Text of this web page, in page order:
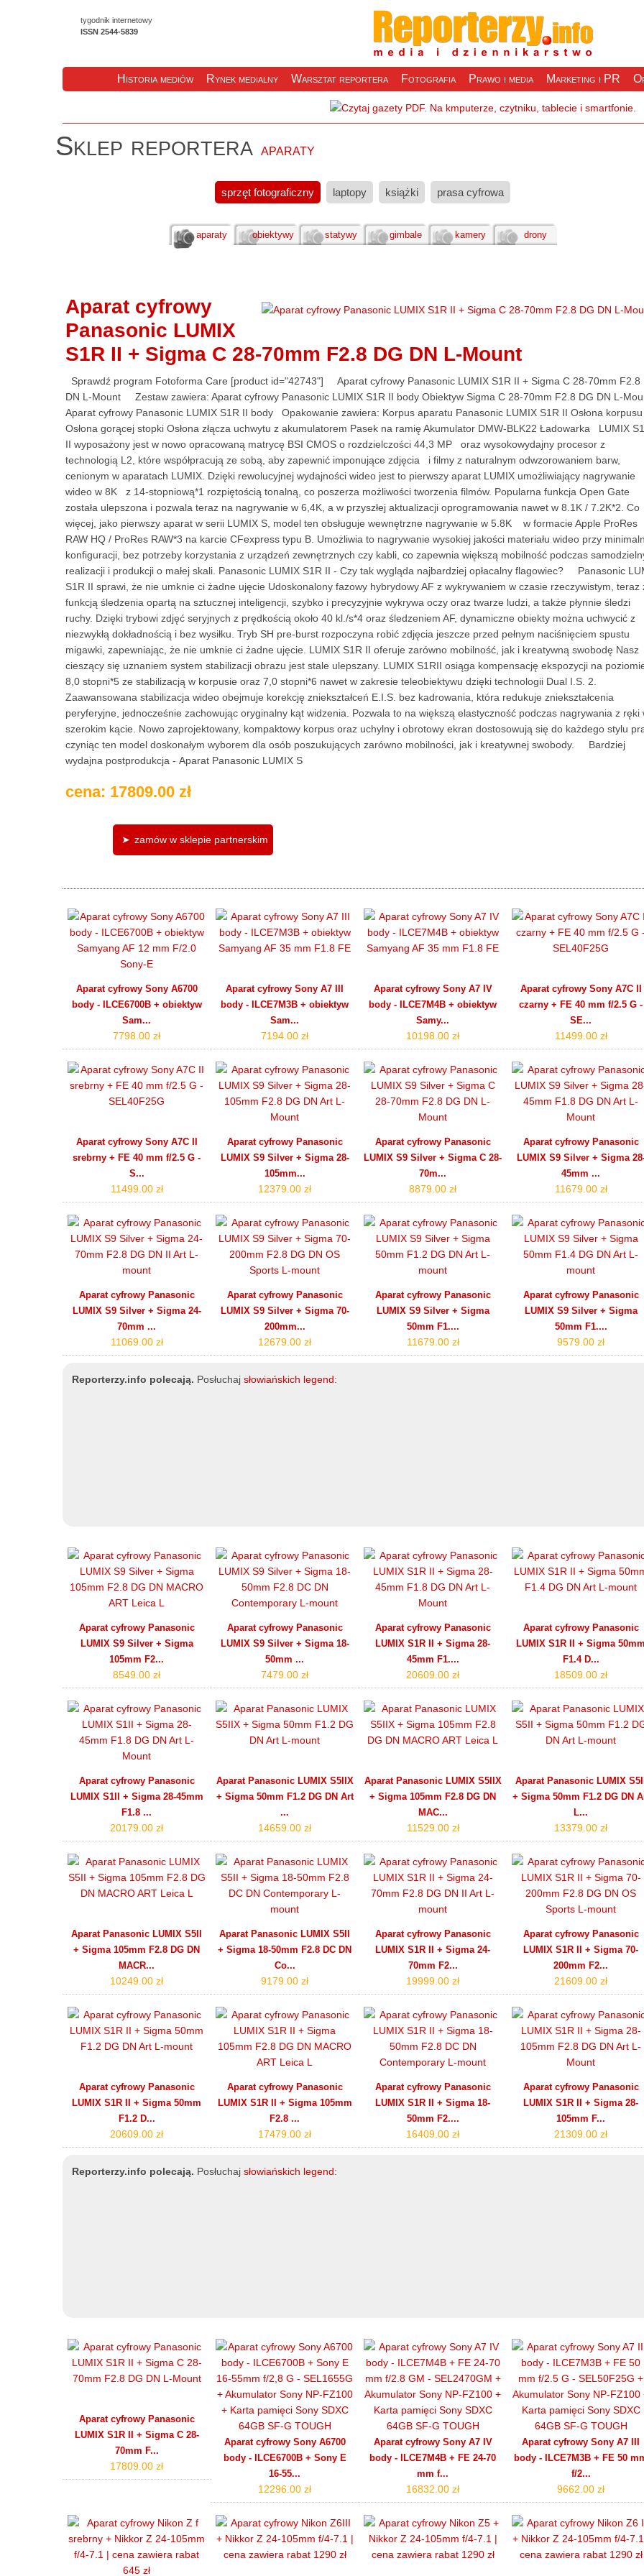
Historia mediów Rynek medialny Warsztat reportera Fotografia Prawo i media Marketing i PR
tygodnik internetowy
ISSN 2544-5839
Sklep reportera aparaty
sprzęt fotograficzny laptopy książki prasa cyfrowa
aparaty obiektywy statywy gimbale kamery drony
Aparat cyfrowy
Panasonic LUMIX
S1R II + Sigma C 28-70mm F2.8 DG DN L-Mount
Sprawdź program Fotoforma Care [product id="42743"] Aparat cyfrowy Panasonic LUMIX S1R II + Sigma C 28-70mm F2.8
DN L-Mount Zestaw zawiera: Aparat cyfrowy Panasonic LUMIX S1R II body Obiektyw Sigma C 28-70mm F2.8 DG DN L-
Aparat cyfrowy Panasonic LUMIX S1R II body Opakowanie zawiera: Korpus aparatu Panasonic LUMIX S1R II Osłona korpusu
Osłona gorącej stopki Osłona złącza uchwytu z akumulatorem Pasek na ramię Akumulator DMW-BLK22 Ładowarka LUMIX
II wyposażony jest w nowo opracowaną matrycę BSI CMOS o rozdzielczości 44,3 MP oraz wysokowydajny procesor z
technologią L2, które współpracują ze sobą, aby zapewnić imponujące zdjęcia i filmy z naturalnym odwzorowaniem barw,
cenionym w aparatach LUMIX. Dzięki rewolucyjnej wydajności wideo jest to pierwszy aparat LUMIX umożliwiający nagrywanie
wideo w 8K z 14-stopniową*1 rozpiętością tonalną, co poszerza możliwości tworzenia filmów. Popularna funkcja Open Gate
została ulepszona i pozwala teraz na nagrywanie w 6,4K, a w przyszłej aktualizacji oprogramowania nawet w 8.1K / 7.2K*2. Co
więcej, jako pierwszy aparat w serii LUMIX S, model ten obsługuje wewnętrzne nagrywanie w 5.8K w formacie Apple ProRes
RAW HQ / ProRes RAW*3 na karcie CFexpress typu B. Umożliwia to nagrywanie wysokiej jakości materiału wideo przy
konfiguracji, bez potrzeby korzystania z urządzeń zewnętrznych czy kabli, co zapewnia większą mobilność podczas
realizacji i produkcji o małej skali. Panasonic LUMIX S1R II - Czy tak wygląda najbardziej opłacalny flagowiec? Panasonic
S1R II sprawi, że nie umknie ci żadne ujęcie Udoskonalony fazowy hybrydowy AF z wykrywaniem w czasie rzeczywistym, teraz
funkcją śledzenia opartą na sztucznej inteligencji, szybko i precyzyjnie wykrywa oczy oraz twarze ludzi, a także płynnie śledzi
ruchy. Dzięki trybowi zdjęć seryjnych z prędkością około 40 kl./s*4 oraz śledzeniem AF, dynamiczne obiekty można uchwycić z
niezwykłą dokładnością i bez wysiłku. Tryb SH pre-burst rozpoczyna robić zdjęcia jeszcze przed pełnym naciśnięciem spustu
migawki, zapewniając, że nie umknie ci żadne ujęcie. LUMIX S1R II oferuje zarówno mobilność, jak i kreatywną swobodę Nasz
cieszący się uznaniem system stabilizacji obrazu jest stale ulepszany. LUMIX S1RII osiąga kompensację ekspozycji na
8,0 stopni*5 ze stabilizacją w korpusie oraz 7,0 stopni*6 nawet w zakresie teleobiektywu dzięki technologii Dual I.S. 2.
Zaawansowana stabilizacja wideo obejmuje korekcję zniekształceń E.I.S. bez kadrowania, która redukuje zniekształcenia
peryferyjne, jednocześnie zachowując oryginalny kąt widzenia. Pozwala to na większą elastyczność podczas nagrywania z ręki
szerokim kącie. Nowo zaprojektowany, kompaktowy korpus oraz uchylny i obrotowy ekran dostosowują się do każdego stylu
czyniąc ten model doskonałym wyborem dla osób poszukujących zarówno mobilności, jak i kreatywnej swobody. Bardziej
wydajna postprodukcja - Aparat Panasonic LUMIX S
cena: 17809.00 zł
zamów w sklepie partnerskim
Aparat cyfrowy Sony A6700
body - ILCE6700B + obiektyw
Sam...
7798.00 zł
Aparat cyfrowy Sony A7 III
body - ILCE7M3B + obiektyw
Sam...
7194.00 zł
Aparat cyfrowy Sony A7 IV
body - ILCE7M4B + obiektyw
Samy...
10198.00 zł
Aparat cyfrowy Sony A7C II
czarny + FE 40 mm f/2.5 G -
SE...
11499.00 zł
Aparat cyfrowy Sony A7C II
srebrny + FE 40 mm f/2.5 G -
S...
11499.00 zł
Aparat cyfrowy Panasonic
LUMIX S9 Silver + Sigma 28-
105mm...
12379.00 zł
Aparat cyfrowy Panasonic
LUMIX S9 Silver + Sigma C 28-
70m...
8879.00 zł
Aparat cyfrowy Panasonic
LUMIX S9 Silver + Sigma
45mm ...
11679.00 zł
Aparat cyfrowy Panasonic
LUMIX S9 Silver + Sigma 24-
70mm ...
11069.00 zł
Aparat cyfrowy Panasonic
LUMIX S9 Silver + Sigma 70-
200mm...
12679.00 zł
Aparat cyfrowy Panasonic
LUMIX S9 Silver + Sigma
50mm F1....
11679.00 zł
Aparat cyfrowy Panasonic
LUMIX S9 Silver + Sigma
50mm F1....
9579.00 zł
Reporterzy.info polecają. Posłuchajsłowiańskich legend :
Aparat cyfrowy Panasonic
LUMIX S9 Silver + Sigma
105mm F2...
8549.00 zł
Aparat cyfrowy Panasonic
LUMIX S9 Silver + Sigma 18-
50mm ...
7479.00 zł
Aparat cyfrowy Panasonic
LUMIX S1R II + Sigma 28-
45mm F1....
20609.00 zł
Aparat cyfrowy Panasonic
LUMIX S1R II + Sigma 50mm
F1.4 D...
18509.00 zł
Aparat cyfrowy Panasonic
LUMIX S1II + Sigma 28-45mm
F1.8 ...
20179.00 zł
Aparat Panasonic LUMIX S5IIX
+ Sigma 50mm F1.2 DG DN Art
...
14659.00 zł
Aparat Panasonic LUMIX S5IIX
+ Sigma 105mm F2.8 DG DN
MAC...
11529.00 zł
Aparat Panasonic LUMIX
+ Sigma 50mm F1.2 DG DN
L...
13379.00 zł
Aparat Panasonic LUMIX S5II
+ Sigma 105mm F2.8 DG DN
MACR...
10249.00 zł
Aparat Panasonic LUMIX S5II
+ Sigma 18-50mm F2.8 DC DN
Co...
9179.00 zł
Aparat cyfrowy Panasonic
LUMIX S1R II + Sigma 24-
70mm F2...
19999.00 zł
Aparat cyfrowy Panasonic
LUMIX S1R II + Sigma 70-
200mm F2...
21609.00 zł
Aparat cyfrowy Panasonic
LUMIX S1R II + Sigma 50mm
F1.2 D...
20609.00 zł
Aparat cyfrowy Panasonic
LUMIX S1R II + Sigma 105mm
F2.8 ...
17479.00 zł
Aparat cyfrowy Panasonic
LUMIX S1R II + Sigma 18-
50mm F2....
16409.00 zł
Aparat cyfrowy Panasonic
LUMIX S1R II + Sigma 28-
105mm F...
21309.00 zł
Reporterzy.info polecają. Posłuchajsłowiańskich legend :
Aparat cyfrowy Panasonic
LUMIX S1R II + Sigma C 28-
70mm F...
17809.00 zł
Aparat cyfrowy Sony A6700
body - ILCE6700B + Sony E
16-55...
12296.00 zł
Aparat cyfrowy Sony A7 IV
body - ILCE7M4B + FE 24-70
mm f...
16832.00 zł
Aparat cyfrowy Sony A7 III
body - ILCE7M3B + FE 50
f/2...
9662.00 zł